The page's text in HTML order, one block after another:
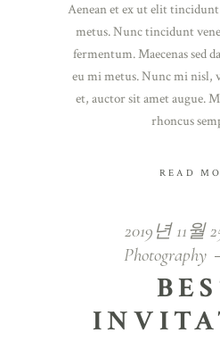
Aenean et ex ut elit
metus. Nunc tincidunt
fermentum. Maecenas sed
eu mi metus. Nunc mi
et, auctor sit amet augue.
rhoncus
READ
2019년 11월
Photography